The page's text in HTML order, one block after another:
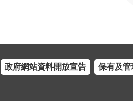
政府網站資料開放宣告 保有及管